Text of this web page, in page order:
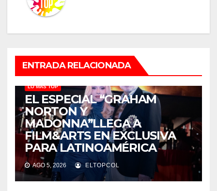
ENTRADA RELACIONADA
LO MÁS TOP
EL ESPECIAL “GRAHAM
NORTON Y
MADONNA”LLEGA A
FILM&ARTS EN EXCLUSIVA
PARA LATINOAMÉRICA
AGO 5, 2026 ELTOPCOL